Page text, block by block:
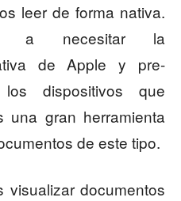
leer de forma nativa.
a necesitar la
de Apple y pre-
dispositivos que
gran herramienta
de este tipo.
visualizar documentos